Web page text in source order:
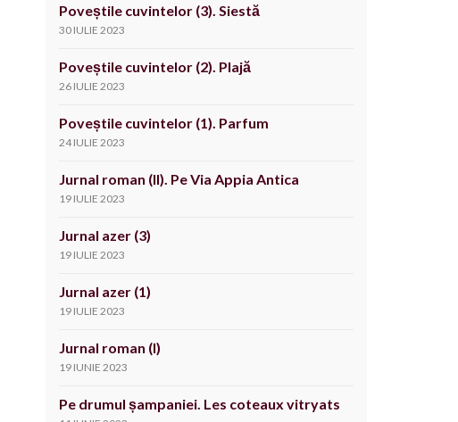
Poveștile cuvintelor (3). Siestă
30 IULIE 2023
Poveștile cuvintelor (2). Plajă
26 IULIE 2023
Poveștile cuvintelor (1). Parfum
24 IULIE 2023
Jurnal roman (II). Pe Via Appia Antica
19 IULIE 2023
Jurnal azer (3)
19 IULIE 2023
Jurnal azer (1)
19 IULIE 2023
Jurnal roman (I)
19 IUNIE 2023
Pe drumul șampaniei. Les coteaux vitryats